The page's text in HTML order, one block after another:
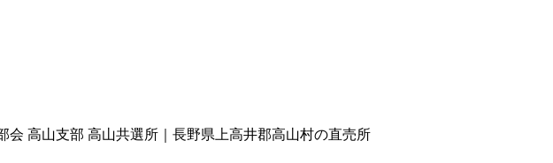
会 高山支部 高山共選所｜長野県上高井郡高山村の直売所